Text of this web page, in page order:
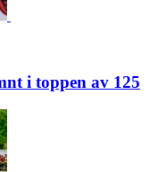
i toppen av 125